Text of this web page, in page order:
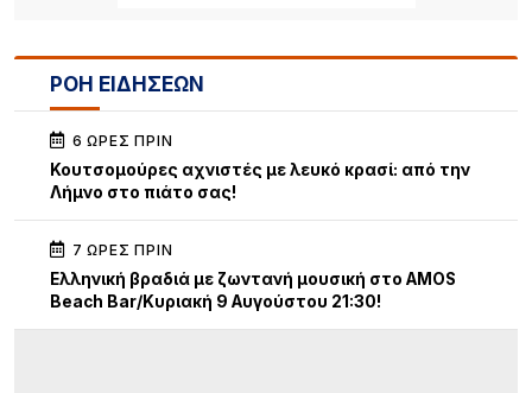
ΡΟΗ ΕΙΔΗΣΕΩΝ
6 ΏΡΕΣ ΠΡΙΝ
Κουτσομούρες αχνιστές με λευκό κρασί: από την
Λήμνο στο πιάτο σας!
7 ΏΡΕΣ ΠΡΙΝ
Ελληνική βραδιά με ζωντανή μουσική στο AMOS
Beach Bar/Κυριακή 9 Αυγούστου 21:30!